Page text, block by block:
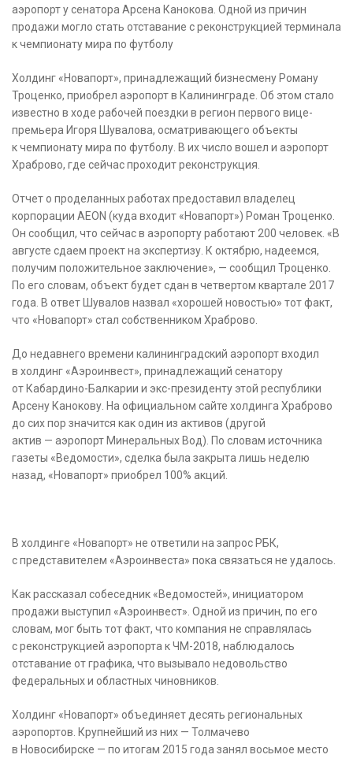
аэропорт у сенатора Арсена Канокова. Одной из причин
продажи могло стать отставание с реконструкцией терминала
к чемпионату мира по футболу
Холдинг «Новапорт», принадлежащий бизнесмену Роману
Троценко, приобрел аэропорт в Калининграде. Об этом стало
известно в ходе рабочей поездки в регион первого вице-
премьера Игоря Шувалова, осматривающего объекты
к чемпионату мира по футболу. В их число вошел и аэропорт
Храброво, где сейчас проходит реконструкция.
Отчет о проделанных работах предоставил владелец
корпорации AEON (куда входит «Новапорт») Роман Троценко.
Он сообщил, что сейчас в аэропорту работают 200 человек. «В
августе сдаем проект на экспертизу. К октябрю, надеемся,
получим положительное заключение», — сообщил Троценко.
По его словам, объект будет сдан в четвертом квартале 2017
года. В ответ Шувалов назвал «хорошей новостью» тот факт,
что «Новапорт» стал собственником Храброво.
До недавнего времени калининградский аэропорт входил
в холдинг «Аэроинвест», принадлежащий сенатору
от Кабардино-Балкарии и экс-президенту этой республики
Арсену Канокову. На официальном сайте холдинга Храброво
до сих пор значится как один из активов (другой
актив — аэропорт Минеральных Вод). По словам источника
газеты «Ведомости», сделка была закрыта лишь неделю
назад, «Новапорт» приобрел 100% акций.
В холдинге «Новапорт» не ответили на запрос РБК,
с представителем «Аэроинвеста» пока связаться не удалось.
Как рассказал собеседник «Ведомостей», инициатором
продажи выступил «Аэроинвест». Одной из причин, по его
словам, мог быть тот факт, что компания не справлялась
с реконструкцией аэропорта к ЧМ-2018, наблюдалось
отставание от графика, что вызывало недовольство
федеральных и областных чиновников.
Холдинг «Новапорт» объединяет десять региональных
аэропортов. Крупнейший из них — Толмачево
в Новосибирске — по итогам 2015 года занял восьмое место